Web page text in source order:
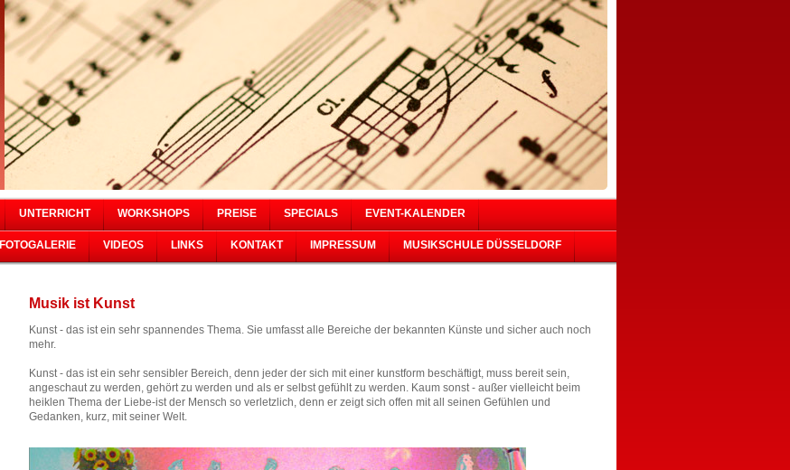
UNTERRICHT WORKSHOPS PREISE SPECIALS EVENT-KALENDER
FOTOGALERIE VIDEOS LINKS KONTAKT IMPRESSUM MUSIKSCHULE DÜSSELDORF
Musik ist Kunst
Kunst - das ist ein sehr spannendes Thema. Sie umfasst alle Bereiche der bekannten Künste und sicher auch noch
mehr.
Kunst - das ist ein sehr sensibler Bereich, denn jeder der sich mit einer kunstform beschäftigt, muss bereit sein,
angeschaut zu werden, gehört zu werden und als er selbst gefühlt zu werden. Kaum sonst - außer vielleicht beim
heiklen Thema der Liebe-ist der Mensch so verletzlich, denn er zeigt sich offen mit all seinen Gefühlen und
Gedanken, kurz, mit seiner Welt.